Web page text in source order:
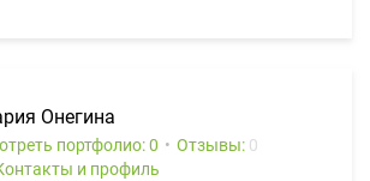
Онегина
портфолио: 0 Отзывы: 0
и профиль